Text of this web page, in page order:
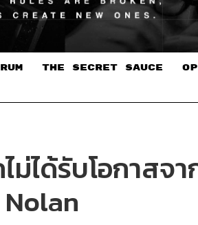
THE SECRET SAUCE​
ได้รับโอกาสจา